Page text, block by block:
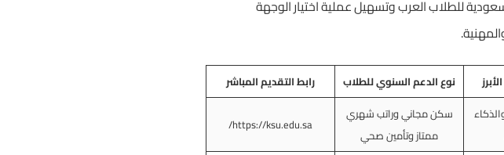
للطلاب العرب وتسهيل عملية اختيار الوجهة
نوع الدعم السنوي للطلاب رابط التقديم المباشر
سكن مجاني وراتب شهري
ممتاز وتأمين صحي
https://ksu.edu.sa/